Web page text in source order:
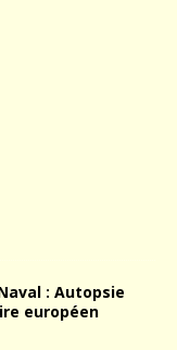
: Autopsie
européen